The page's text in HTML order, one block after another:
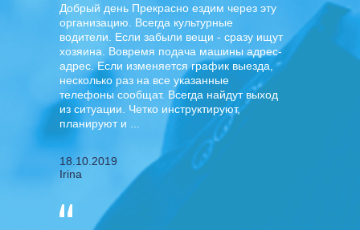
Добрый день Прекрасно ездим через эту
организацию. Всегда культурные
водители. Если забыли вещи - сразу ищут
хозяина. Вовремя подача машины адрес-
адрес. Если изменяется график выезда,
несколько раз на все указанные
телефоны сообщат. Всегда найдут выход
из ситуации. Четко инструктируют,
планируют и ...
18.10.2019
Irina